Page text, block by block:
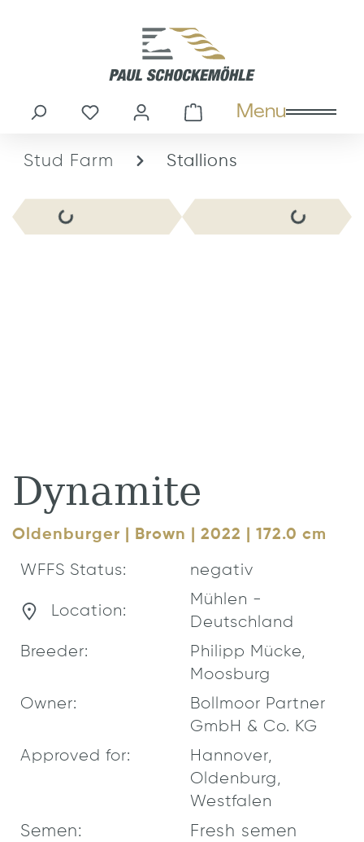
Menu
You have 0 wishlist items
Shopping cart
Stud Farm Stallions
Dynamite
Oldenburger | Brown | 2022 | 172.0 cm
WFFS Status: negativ
Location:
Mühlen -
Deutschland
Breeder:
Philipp Mücke,
Moosburg
Owner:
Bollmoor Partner
GmbH & Co. KG
Approved for:
Hannover,
Oldenburg,
Westfalen
Semen:
Fresh semen